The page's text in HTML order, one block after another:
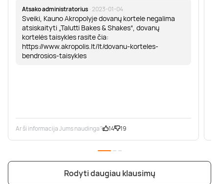
Atsako administratorius · 2023-01-04
Sveiki, Kauno Akropolyje dovanų kortele negalima
atsiskaityti „Talutti Bakes & Shakes“, dovanų
kortelės taisykles rasite čia:
https://www.akropolis.lt/lt/dovanu-korteles-
bendrosios-taisykles
Ar ši informacija Jums naudinga? 14 19
Rodyti daugiau klausimų